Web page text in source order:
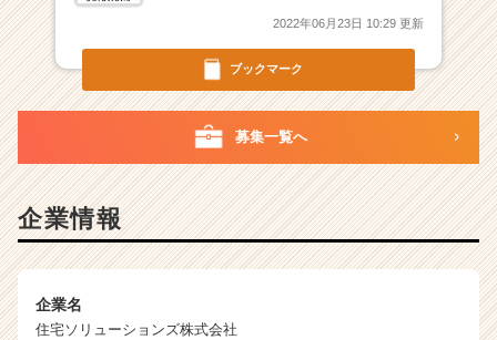
ブックマーク
2022年06月23日 10:29 更新
募集一覧へ
企業情報
企業名
住宅ソリューションズ株式会社